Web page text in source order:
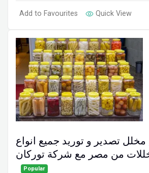
Add to Favourites Quick View
تصدير و توريد جميع انواع
من مصر مع شركة توركان
Popular